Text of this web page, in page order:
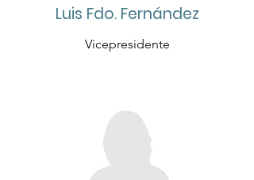
Luis Fdo. Fernández
Vicepresidente